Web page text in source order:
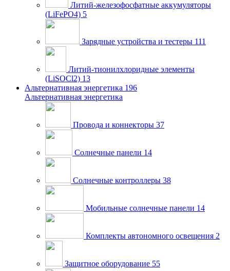
Литий-железофосфатные аккумуляторы
(LiFePO4) 5
Зарядные устройства и тестеры 111
Литий-тионилхлоридные элементы
(LiSOCl2) 13
Альтернативная энергетика 196
Альтернативная энергетика
Провода и коннекторы 37
Солнечные панели 14
Солнечные контроллеры 38
Мобильные солнечные панели 14
Комплекты автономного освещения 2
Защитное оборудование 55